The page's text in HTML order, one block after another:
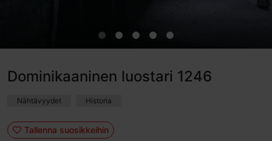
Dominikaaninen luostari 1246
Nähtävyydet Historia
Tallenna suosikkeihin